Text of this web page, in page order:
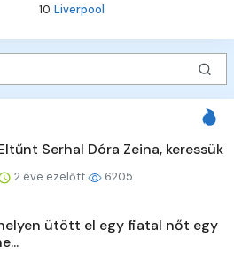
10.Liverpool
Serhal Dóra Zeina, keressük
2 éve ezelőtt 6205
ütött el egy fiatal nőt egy